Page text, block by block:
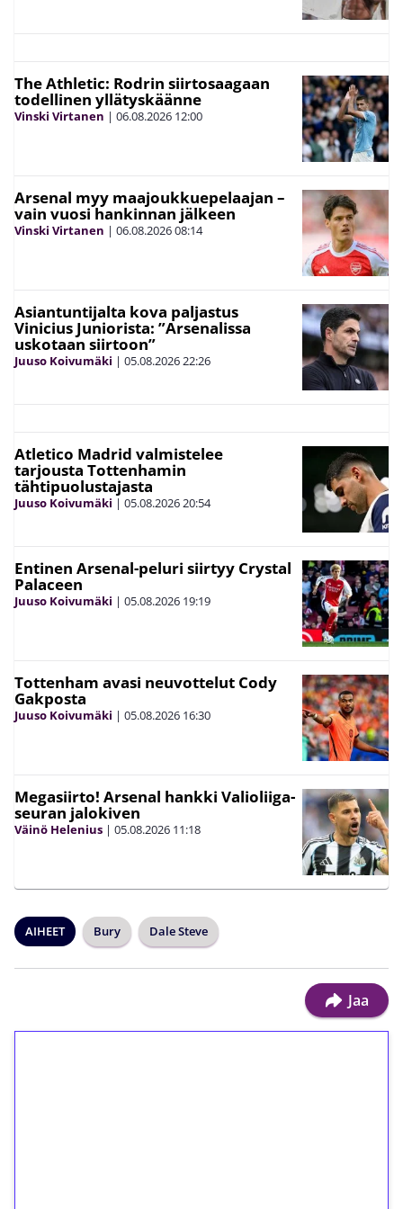
The Athletic: Rodrin siirtosaagaan
todellinen yllätyskäänne
Vinski Virtanen | 06.08.2026 12:00
Arsenal myy maajoukkuepelaajan –
vain vuosi hankinnan jälkeen
Vinski Virtanen | 06.08.202608:14
Asiantuntijalta kova paljastus
Vinicius Juniorista: ”Arsenalissa
uskotaan siirtoon”
Juuso Koivumäki | 05.08.202622:26
Atletico Madrid valmistelee
tarjousta Tottenhamin
tähtipuolustajasta
Juuso Koivumäki | 05.08.202620:54
Entinen Arsenal-peluri siirtyy Crystal
Palaceen
Juuso Koivumäki | 05.08.2026 19:19
Tottenham avasi neuvottelut Cody
Gakposta
Juuso Koivumäki | 05.08.2026 16:30
Megasiirto! Arsenal hankki Valioliiga-
seuran jalokiven
Väinö Helenius | 05.08.2026 11:18
AIHEET Bury Dale Steve
Jaa